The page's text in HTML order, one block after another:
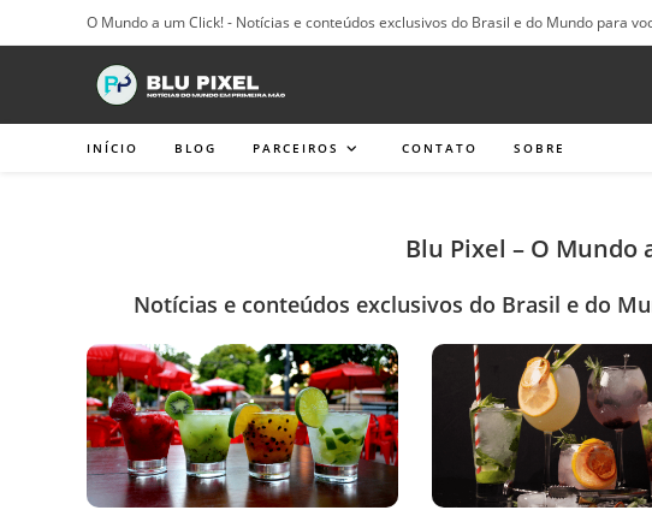
para
O Mundo a um Click! - Notícias e conteúdos exclusivos do Brasil e do Mundo para
INÍCIO BLOG PARCEIROS CONTATO SOBRE
Blu Pixel – O Mundo
Notícias e conteúdos exclusivos do Brasil e do